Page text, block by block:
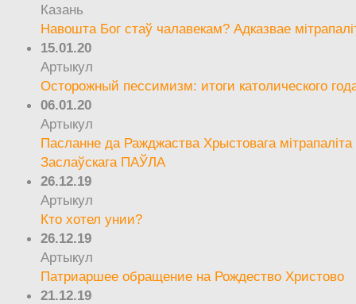
Казань
Навошта Бог стаў чалавекам? Адказвае
15.01.20
Артыкул
Осторожный пессимизм: итоги католического
06.01.20
Артыкул
Пасланне да Ражджаства Хрыстовага мітрапаліта
Заслаўскага ПАЎЛА
26.12.19
Артыкул
Кто хотел унии?
26.12.19
Артыкул
Патриаршее обращение на Рождество Христово
21.12.19